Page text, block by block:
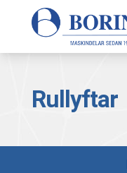
Rullyftar